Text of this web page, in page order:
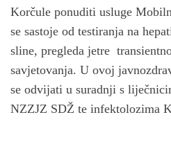
Korčule ponuditi usluge
se sastoje od testiranja na
sline, pregleda jetre
savjetovanja. U ovoj
se odvijati u suradnji s
NZZJZ SDŽ te infektolozima